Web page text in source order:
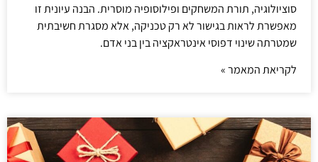
סוציולוגיה, תורת המשחקים ופילוסופיה מוסרית. הבנה עיונית זו
מאפשרת לראות בגישור לא רק טכניקה, אלא מסגרת חשיבתית
שמטרתה שינוי דפוסי אינטראקציה בין בני אדם.
לקריאת המאמר »